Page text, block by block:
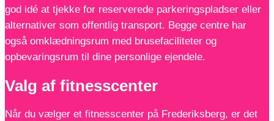
god idé at tjekke for reserverede parkeringspladser eller
alternativer som offentlig transport. Begge centre har
også omklædningsrum med brusefaciliteter og
opbevaringsrum til dine personlige ejendele.
Valg af fitnesscenter
Når du vælger et fitnesscenter på Frederiksberg, er det